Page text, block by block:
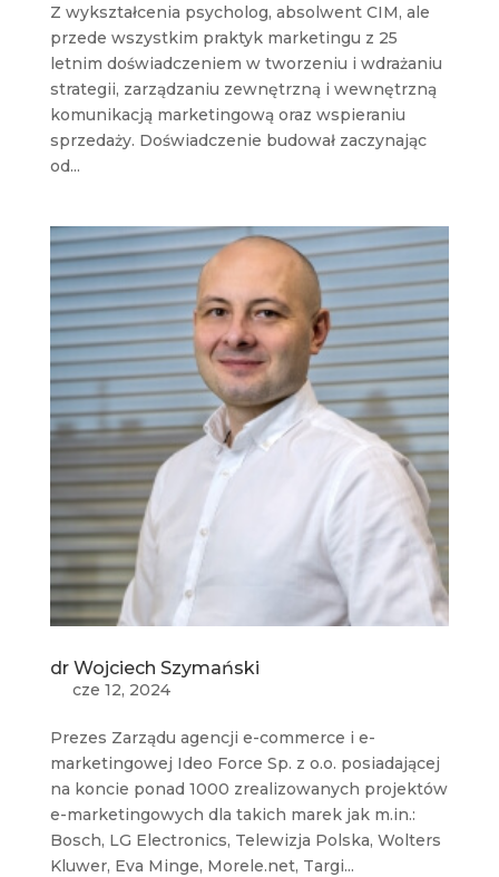
Z wykształcenia psycholog, absolwent CIM, ale
przede wszystkim praktyk marketingu z 25
letnim doświadczeniem w tworzeniu i wdrażaniu
strategii, zarządzaniu zewnętrzną i wewnętrzną
komunikacją marketingową oraz wspieraniu
sprzedaży. Doświadczenie budował zaczynając
od...
dr Wojciech Szymański
cze 12, 2024
Prezes Zarządu agencji e-commerce i e-
marketingowej Ideo Force Sp. z o.o. posiadającej
na koncie ponad 1000 zrealizowanych projektów
e-marketingowych dla takich marek jak m.in.:
Bosch, LG Electronics, Telewizja Polska, Wolters
Kluwer, Eva Minge, Morele.net, Targi...